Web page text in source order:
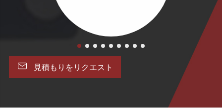
 見積もりをリクエスト